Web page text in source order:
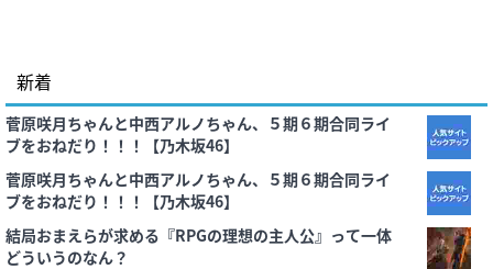
新着
菅原咲月ちゃんと中西アルノちゃん、５期６期合同ライ
ブをおねだり！！！【乃木坂46】
菅原咲月ちゃんと中西アルノちゃん、５期６期合同ライ
ブをおねだり！！！【乃木坂46】
結局おまえらが求める『RPGの理想の主人公』って一体
どういうのなん？